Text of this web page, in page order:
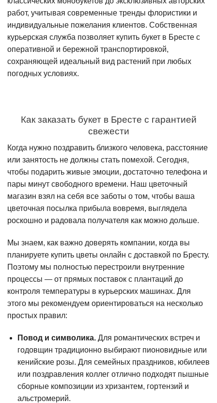
работ, учитывая современные тренды флористики и
индивидуальные пожелания клиентов. Собственная
курьерская служба позволяет купить букет в Бресте с
оперативной и бережной транспортировкой,
сохраняющей идеальный вид растений при любых
погодных условиях.
Как заказать букет в Бресте с гарантией
свежести
Когда нужно поздравить близкого человека, расстояние
или занятость не должны стать помехой. Сегодня,
чтобы подарить живые эмоции, достаточно телефона и
пары минут свободного времени. Наш цветочный
магазин взял на себя все заботы о том, чтобы ваша
цветочная посылка прибыла вовремя, выглядела
роскошно и радовала получателя как можно дольше.
Мы знаем, как важно доверять компании, когда вы
планируете купить цветы онлайн с доставкой по Бресту.
Поэтому мы полностью перестроили внутренние
процессы — от прямых поставок с плантаций до
контроля температуры в курьерских машинах. Для
этого мы рекомендуем ориентироваться на несколько
простых правил:
Повод и символика.Для романтических встреч и
годовщин традиционно выбирают пионовидные или
кенийские розы. Для семейных праздников, юбилеев
или поздравления коллег отлично подходят пышные
сборные композиции из хризантем, гортензий и
альстромерий.